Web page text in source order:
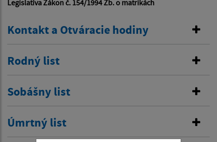
Legislatíva Zákon č. 154/1994 Zb. o matrikách
Kontakt a Otváracie hodiny
Rodný list
Sobášny list
Úmrtný list